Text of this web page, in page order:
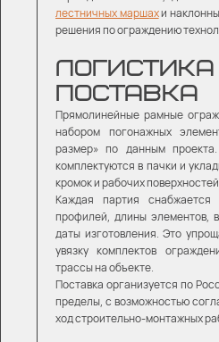
лестничных маршахи
решения по ограждению
ПОСТАВКА
Прямолинейные рамные
набором погонажных
размер» по данным
комплектуются в пачки и
кромок и рабочих
Каждая партия
профилей, длины элементов,
даты изготовления. Это
увязку комплектов
трассы на объекте.
Поставка организуется по
пределы, с возможностью
ход строительно-монтажных